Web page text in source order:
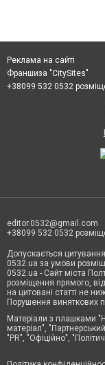
Реклама на сайті
Франшиза "CitySites"
+38099 532 0532
editor.0532@gmail.com
+38099 532 0532
Допускається
0532.ua за умови
0532.ua - Сайт міста
розміщення прямого,
на цитовані статті не
Порушення виняткових
Матеріали з плашками
матеріал",
"PR", "Офіційно",